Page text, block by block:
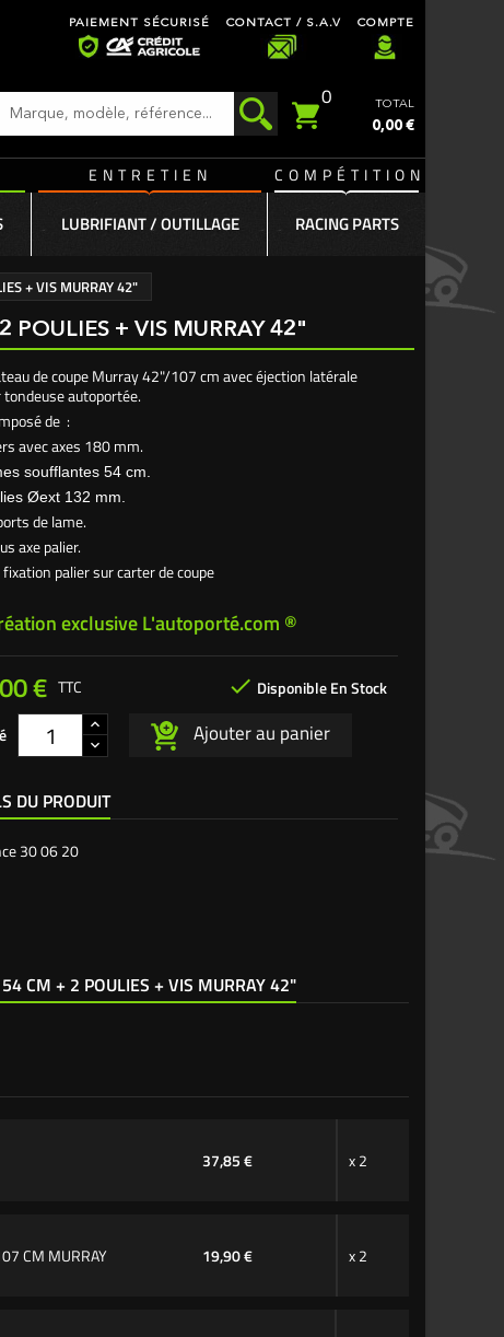
PAIEMENT SÉCURISÉ CONTACT / S.A.V COMPTE
0 TOTAL
0,00 €
ENTRETIEN COMPÉTITION
LUBRIFIANT / OUTILLAGE RACING PARTS
+ VIS MURRAY 42"
POULIES + VIS MURRAY 42"
de coupe Murray 42"/107 cm avec éjection latérale
autoportée.
de :
avec axes 180 mm.
soufflantes 54 cm.
Øext 132 mm.
de lame.
axe palier.
fixation palier sur carter de coupe
exclusive L'autoporté.com ®
€  Disponible En Stock
TTC
Ajouter au panier
DU PRODUIT
30 06 20
CM + 2 POULIES + VIS MURRAY 42"
37,85 € x 2
CM MURRAY 19,90 € x 2